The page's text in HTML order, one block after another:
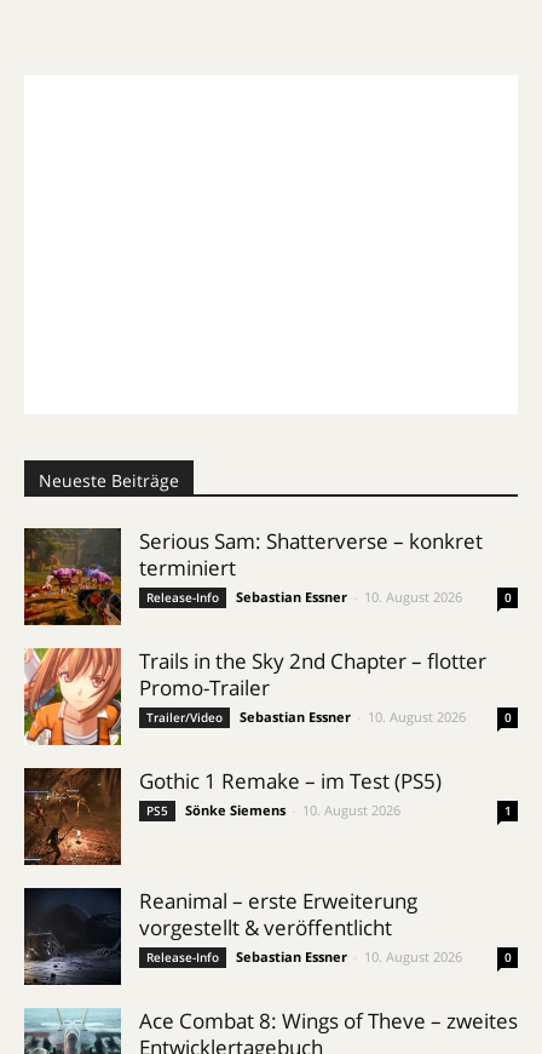
Neueste Beiträge
Serious Sam: Shatterverse – konkret
terminiert
Release-Info Sebastian Essner 10. August 2026 0
Trails in the Sky 2nd Chapter – flotter
Promo-Trailer
Trailer/Video Sebastian Essner 10. August 2026 0
Gothic 1 Remake – im Test (PS5)
PS5 Sönke Siemens 10. August 2026 1
Reanimal – erste Erweiterung
vorgestellt & veröffentlicht
Release-Info Sebastian Essner 10. August 2026 0
Ace Combat 8: Wings of Theve – zweites
Entwicklertagebuch